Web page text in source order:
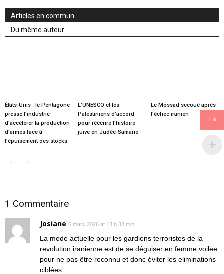
Articles en commun
Du même auteur
États-Unis : le Pentagone
presse l’industrie
d’accélérer la production
d’armes face à
l’épuisement des stocks
L’UNESCO et les
Palestiniens d’accord
pour réécrire l’histoire
juive en Judée-Samarie
Le Mossad secoué après
l’échec iranien
1 Commentaire
Josiane 6 mars 2026 at 13 h 33 min
La mode actuelle pour les gardiens terroristes de la
revolution iranienne est de se déguiser en femme voilee
pour ne pas être reconnu et donc éviter les eliminations
ciblées.
ILS